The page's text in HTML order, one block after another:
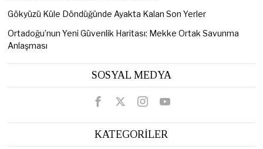
Gökyüzü Küle Döndüğünde Ayakta Kalan Son Yerler
Ortadoğu’nun Yeni Güvenlik Haritası: Mekke Ortak Savunma
Anlaşması
SOSYAL MEDYA
KATEGORİLER